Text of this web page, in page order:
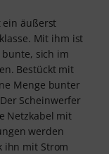
ein äußerst
Mit ihm ist
sich im
Bestückt mit
Menge bunter
Scheinwerfer
Netzkabel mit
werden
ihn mit Strom